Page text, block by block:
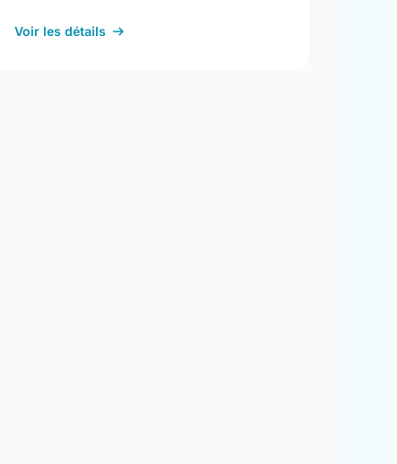
school covers grades 9-12. It was
Voir les détails